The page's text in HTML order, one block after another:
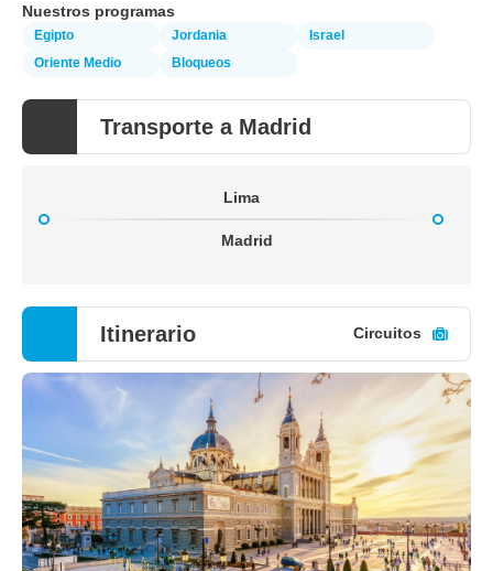
Nuestros programas
Egipto Jordania
Israel
Oriente Medio
Bloqueos
Transporte a Madrid
Lima
Madrid
Itinerario Circuitos